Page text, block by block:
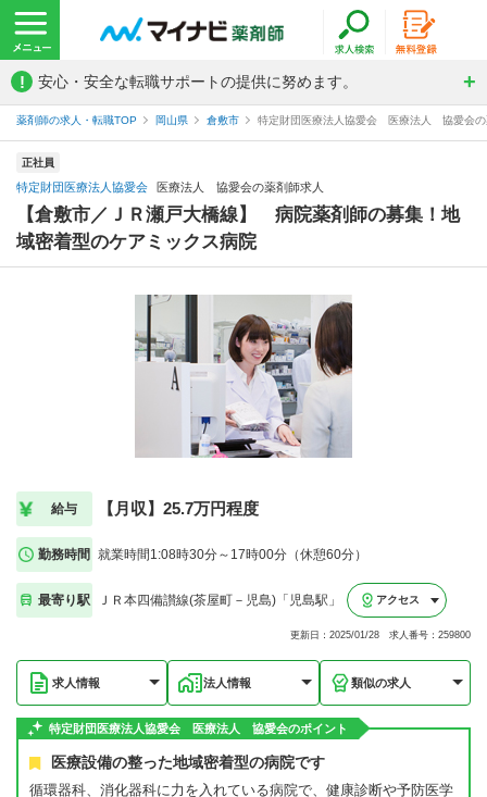
! 安心・安全な転職サポートの提供に努めます。
薬剤師の求人・転職TOP 岡山県 倉敷市 特定財団医療法人協愛会 医療法人 協愛会の
正社員
特定財団医療法人協愛会 医療法人 協愛会の薬剤師求人
【倉敷市／ＪＲ瀬戸大橋線】 病院薬剤師の募集！地
域密着型のケアミックス病院
給与 【月収】25.7万円程度
勤務時間 就業時間1:08時30分～17時00分（休憩60分）
最寄り駅 ＪＲ本四備讃線(茶屋町－児島)「児島駅」 アクセス
更新日：2025/01/28 求人番号：259800
求人情報 法人情報 類似の求人
特定財団医療法人協愛会 医療法人 協愛会のポイント
医療設備の整った地域密着型の病院です
循環器科、消化器科に力を入れている病院で、健康診断や予防医学